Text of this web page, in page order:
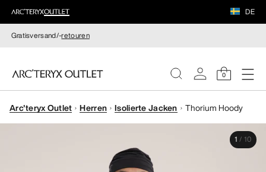
DE
Gratisversand/-retouren
0
DAMEN
Arc'teryx Outlet Herren Isolierte Jacken Thorium Hoody
1 / 10